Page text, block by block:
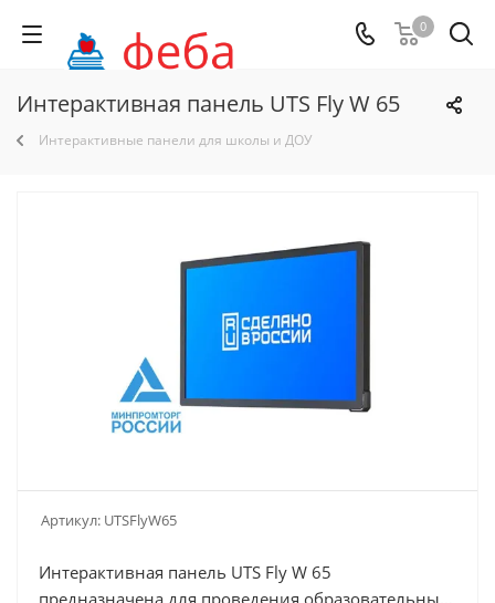
0
Интерактивная панель UTS Fly W 65
Интерактивные панели для школы и ДОУ
Артикул: UTSFlyW65
Интерактивная панель UTS Fly W 65
предназначена для проведения образовательных